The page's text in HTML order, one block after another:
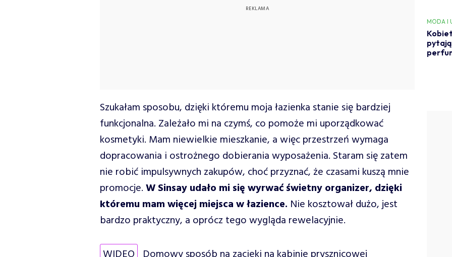
Szukałam sposobu, dzięki któremu moja łazienka stanie się bardziej
funkcjonalna. Zależało mi na czymś, co pomoże mi uporządkować
kosmetyki. Mam niewielkie mieszkanie, a więc przestrzeń wymaga
dopracowania i ostrożnego dobierania wyposażenia. Staram się zatem
nie robić impulsywnych zakupów, choć przyznać, że czasami kuszą mnie
promocje.W Sinsay udało mi się wyrwać świetny organizer, dzięki
któremu mam więcej miejsca w łazience. Nie kosztował dużo, jest
bardzo praktyczny, a oprócz tego wygląda rewelacyjnie.
MODA I